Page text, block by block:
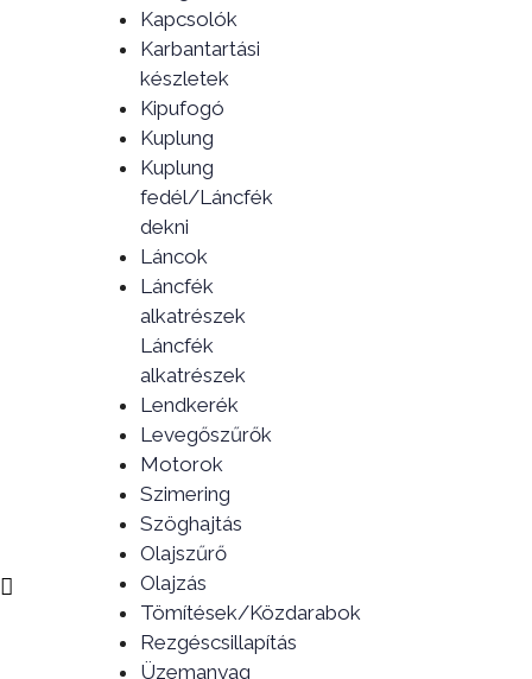
Kapcsolók
Karbantartási
készletek
Kipufogó
Kuplung
Kuplung
fedél/Láncfék
dekni
Láncok
Láncfék
alkatrészek
Láncfék
alkatrészek
Lendkerék
Levegőszűrők
Motorok
Szimering
Szöghajtás
Olajszűrő
Olajzás
Tömítések/Közdarabok
Rezgéscsillapítás
Üzemanyag